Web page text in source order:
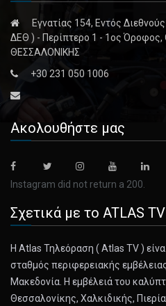
October 14, 2024
Attention Kmart Shoppers:
Nobel Economics Prize
Daron Acemoglu, Simon
shared the award for [...]
October 14, 2024
The MAGA loyalist Mr. Patel
Trump win [...]
Εγνατίας 154, Εντός
ΔΕΘ ) - Περίπτερο 1 - 1ος Όροφος,
ΘΕΣΣΑΛΟΝΙΚΗΣ
+30 231 050 1006
Ακολουθήστε μας
Instagram did not return a 200.
Σχετικά με το ATLAS TV
Η Atlas Τηλεόραση ( Atlas TV )
σταθμός περιφερειακής
Μακεδονία. Η εμβέλειά του
Θεσσαλονίκης, Χαλκιδικής,